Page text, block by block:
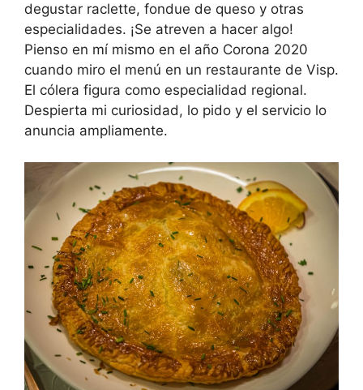
degustar raclette, fondue de queso y otras
especialidades. ¡Se atreven a hacer algo!
Pienso en mí mismo en el año Corona 2020
cuando miro el menú en un restaurante de Visp.
El cólera figura como especialidad regional.
Despierta mi curiosidad, lo pido y el servicio lo
anuncia ampliamente.